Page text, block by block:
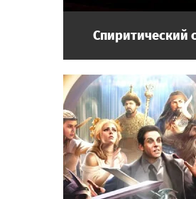
Спиритический